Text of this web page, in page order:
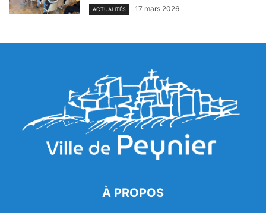
ACTUALITÉS 17 mars 2026
À PROPOS